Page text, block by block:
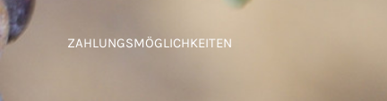
ZAHLUNGSMÖGLICHKEITEN